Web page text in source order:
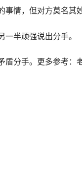
情，但对方莫名其
半顽强说出分手。
分手。更多参考：